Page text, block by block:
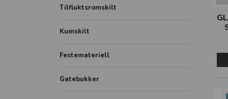
Rollup
FHI plakater
Gatenavn refleks aluminium
Tilfluktsromskilt
Kumskilt
Festemateriell
Gatebukker